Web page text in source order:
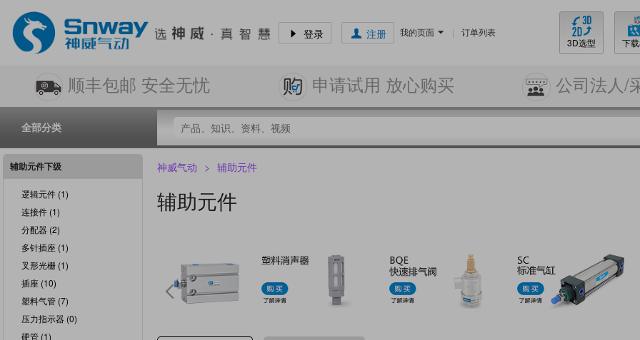
登录 注册 我的页面 |
订单列表
3D选型
下
顺丰包邮 安全无忧 申请试用 放心购买 公司法人/
全部分类
辅助元件下级
逻辑元件 (1)
连接件 (1)
分配器 (2)
多针插座 (1)
叉形光栅 (1)
插座 (10)
塑料气管 (7)
压力指示器 (0)
硬管 (1)
神威气动 > 辅助元件
辅助元件
